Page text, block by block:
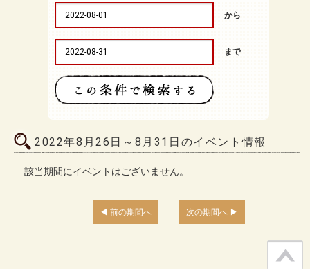
から
まで
2022年8月26日～8月31日のイベント情報
該当期間にイベントはございません。
前の期間へ 次の期間へ